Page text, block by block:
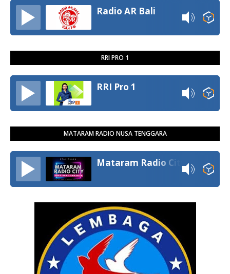
Radio AR Bali
RRI PRO 1
RRI Pro 1
MATARAM RADIO NUSA TENGGARA
Mataram Radio City